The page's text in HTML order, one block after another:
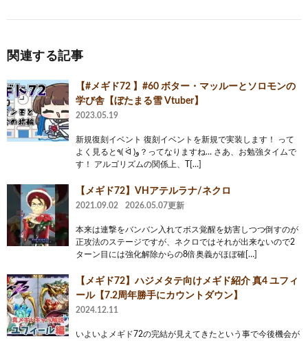
関連する記事
【#メギド72 】#60 ボター・マッルーとソロモンの
学び舎【ぼたまる雪 Vtuber】
2023.05.19
新規復刻イベント 復刻イベントを新規で実装します！ って
よく見ると٩( ᐛ )و？ってなりますね… さあ、お勉強タイムで
す！ アルゴリズムの関係上、T[…]
【メギド72】VHアテルラナ/ネクロ
2021.09.02 2026.05.07更新
本来は連撃をバンバン入れてボス覚醒を妨害しつつ倒すのが
正攻法のステージですが、ネクロではそれが出来ないので2
ターン目には強化解除からの8倍奥義がほぼ確[…]
【メギド72】ハジメタテ向けメギド紹介 真4 ユフィ
ール【7.2周年勝手にカウントダウン】
2024.12.11
いよいよメギド72の完結が見えてきたという事で今後機会が